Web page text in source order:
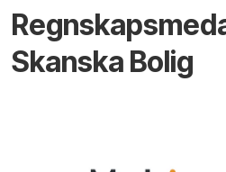
Skanska Bolig